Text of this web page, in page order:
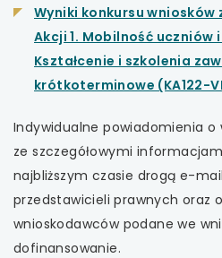
uwaga, link
się
w
karcie
Wyniki konkursu wniosków
Akcji 1. Mobilność uczniów
Kształcenie i szkolenia
krótkoterminowe (KA122-
Indywidualne powiadomienia o
ze szczegółowymi
najbliższym czasie drogą e-
przedstawicieli prawnych oraz
wnioskodawców podane we
dofinansowanie.